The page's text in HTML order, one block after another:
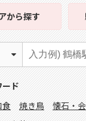
から探す
ド
食 焼き鳥 懐石・